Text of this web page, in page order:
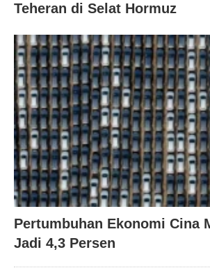
Teheran di Selat Hormuz
Pertumbuhan Ekonomi Cina
Jadi 4,3 Persen